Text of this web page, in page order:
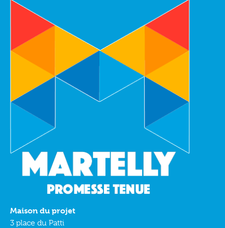
Maison du projet
3 place du Patti